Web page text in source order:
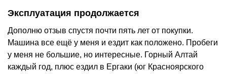
Эксплуатация продолжается
Дополню отзыв спустя почти пять лет от покупки.
Машина все ещё у меня и ездит как положено. Пробеги
у меня не большие, но интересные. Горный Алтай
каждый год, плюс ездил в Ергаки (юг Красноярского